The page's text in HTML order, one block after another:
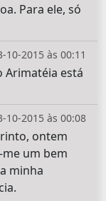
Para ele, só
10-2015 às 00:11
Arimatéia está
10-2015 às 00:08
ontem
me um bem
minha